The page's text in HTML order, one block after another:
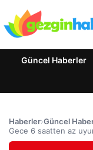
Güncel Haberler
Haberler›Güncel
Gece 6 saatten az